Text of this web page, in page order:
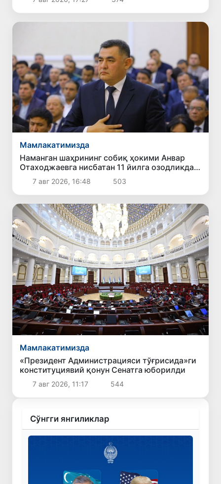
Мамлакатимизда
Наманган шаҳрининг собиқ ҳокими Анвар
Отаходжаевга нисбатан 11 йилга озодликдан
маҳрум қилиш жазоси тайинланди
7 авг 2026, 16:48 503
Мамлакатимизда
«Президент Администрацияси тўғрисида»ги
конституциявий қонун Сенатга юборилди
7 авг 2026, 11:17 544
Сўнгги янгиликлар